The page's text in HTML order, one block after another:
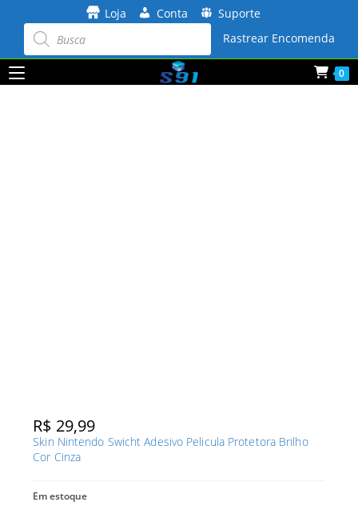
conteúdo
Loja Conta Suporte
Pesquisar
produtos Rastrear Encomenda
0
R$ 29,99
Skin Nintendo Swicht Adesivo Pelicula Protetora Brilho
Cor Cinza
Em estoque